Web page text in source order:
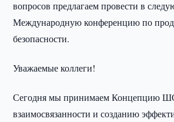
вопросов предлагаем провести в
Международную конференцию по
безопасности.
Уважаемые коллеги!
Сегодня мы принимаем Концепцию
взаимосвязанности и созданию